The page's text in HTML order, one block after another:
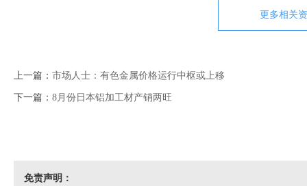
更多相关
上一篇： 市场人士：有色金属价格运行中枢或上移
下一篇： 8月份日本铝加工材产销两旺
免责声明：